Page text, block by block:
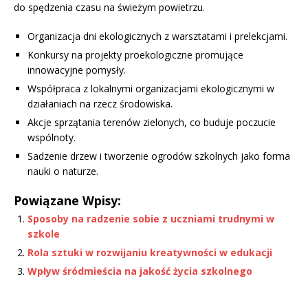
do spędzenia czasu na świeżym powietrzu.
Organizacja dni ekologicznych z warsztatami i prelekcjami.
Konkursy na projekty proekologiczne promujące
innowacyjne pomysły.
Współpraca z lokalnymi organizacjami ekologicznymi w
działaniach na rzecz środowiska.
Akcje sprzątania terenów zielonych, co buduje poczucie
wspólnoty.
Sadzenie drzew i tworzenie ogrodów szkolnych jako forma
nauki o naturze.
Powiązane Wpisy:
Sposoby na radzenie sobie z uczniami trudnymi w
szkole
Rola sztuki w rozwijaniu kreatywności w edukacji
Wpływ śródmieścia na jakość życia szkolnego